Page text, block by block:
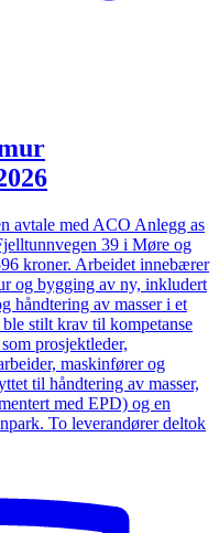
avtale med ACO Anlegg as
39 i Møre og
kroner. Arbeidet innebærer
og bygging av ny, inkludert
håndtering av masser i et
stilt krav til kompetanse
prosjektleder,
maskinfører og
til håndtering av masser,
med EPD) og en
To leverandører deltok